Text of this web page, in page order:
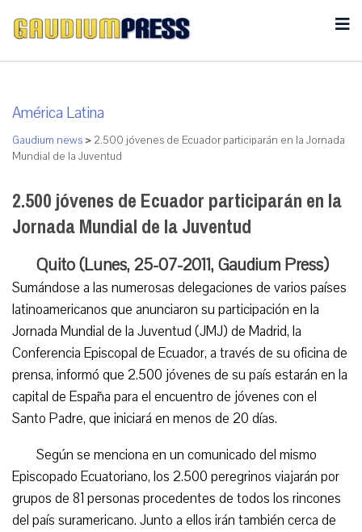
América Latina
Gaudium news > 2.500 jóvenes de Ecuador participarán en la Jornada
Mundial de la Juventud
2.500 jóvenes de Ecuador participarán en la
Jornada Mundial de la Juventud
Quito (Lunes, 25-07-2011, Gaudium Press)
Sumándose a las numerosas delegaciones de varios países
latinoamericanos que anunciaron su participación en la
Jornada Mundial de la Juventud (JMJ) de Madrid, la
Conferencia Episcopal de Ecuador, a través de su oficina de
prensa, informó que 2.500 jóvenes de su país estarán en la
capital de España para el encuentro de jóvenes con el
Santo Padre, que iniciará en menos de 20 días.
Según se menciona en un comunicado del mismo
Episcopado Ecuatoriano, los 2.500 peregrinos viajarán por
grupos de 81 personas procedentes de todos los rincones
del país suramericano. Junto a ellos irán también cerca de